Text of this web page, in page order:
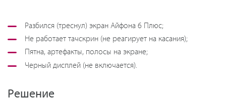
Разбился (треснул) экран Айфона 6 Плюс;
Не работает тачскрин (не реагирует на касания);
Пятна, артефакты, полосы на экране;
Черный дисплей (не включается).
Решение